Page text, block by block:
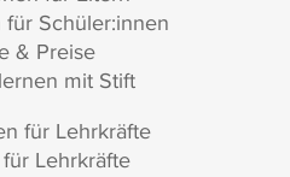
Schüler:innen
& Preise
mit Stift
für Lehrkräfte
Lehrkräfte